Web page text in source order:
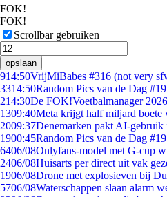
FOK!
FOK!
Scrollbar gebruiken
opslaan
914:50VrijMiBabes #316 (not very
3314:50Random Pics van de Dag
214:30De FOK!Voetbalmanager
1309:40Meta krijgt half miljard boete
2009:37Denemarken pakt AI-gebruik
1900:45Random Pics van de Dag
6406/08Onlyfans-model met G-cup
2406/08Huisarts per direct uit vak
1906/08Drone met explosieven bij
5706/08Waterschappen slaan alarm